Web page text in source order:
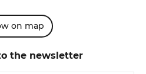
on map
the newsletter